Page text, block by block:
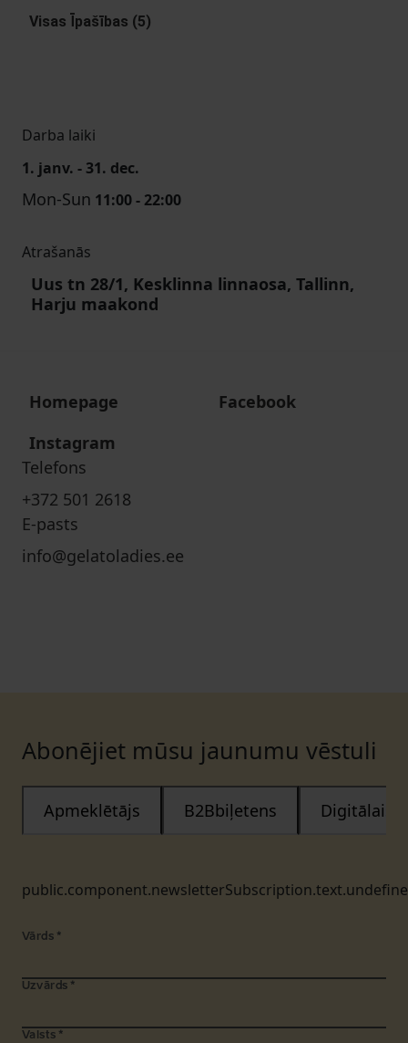
Visas Īpašības (5)
Darba laiki
1. janv. - 31. dec.
Mon-Sun 11:00 - 22:00
Atrašanās
Uus tn 28/1, Kesklinna linnaosa, Tallinn,
Harju maakond
Homepage
Facebook
Instagram
Telefons
+372 501 2618
E-pasts
info@gelatoladies.ee
Abonējiet mūsu jaunumu vēstuli
Apmeklētājs B2Bbiļetens Digitālais
Vārds *
Uzvārds *
Valsts *